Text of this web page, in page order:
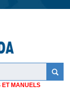
ET MANUELS